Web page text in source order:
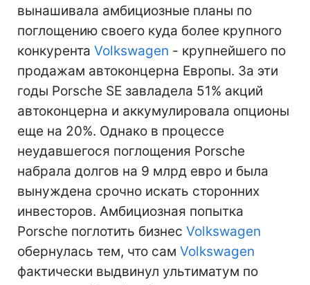
вынашивала амбициозные планы по
поглощению своего куда более крупного
конкурента Volkswagen - крупнейшего по
продажам автоконцерна Европы. За эти
годы Porsche SE завладела 51% акций
автоконцерна и аккумулировала опционы
еще на 20%. Однако в процессе
неудавшегося поглощения Porsche
набрала долгов на 9 млрд евро и была
вынуждена срочно искать сторонних
инвесторов. Амбициозная попытка
Porsche поглотить бизнес Volkswagen
обернулась тем, что сам Volkswagen
фактически выдвинул ультиматум по